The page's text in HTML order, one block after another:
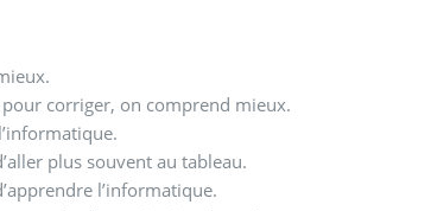
pour corriger, on comprend mieux.
plus souvent au tableau.
l’informatique.